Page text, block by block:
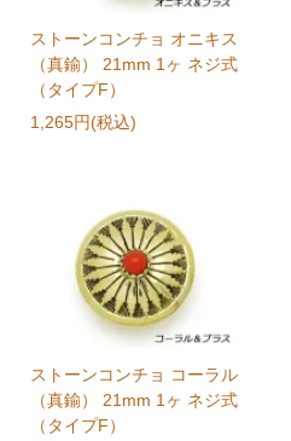
ストーンコンチョ オニキス
（真鍮） 21mm 1ヶ ネジ式
（タイプF）
1,265円(税込)
ストーンコンチョ コーラル
（真鍮） 21mm 1ヶ ネジ式
（タイプF）